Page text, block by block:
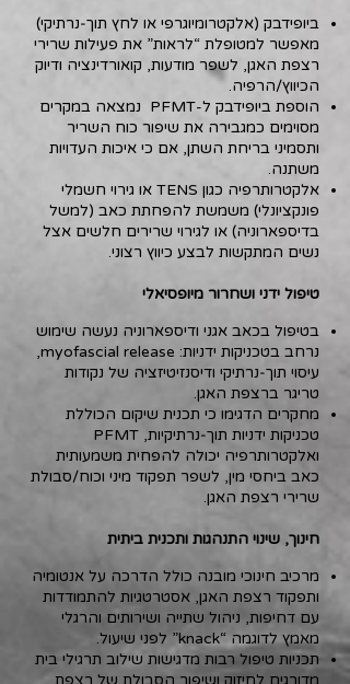
ביופידבק (אלקטרומיוגרפי או לחץ תוך‑נרתיקי)
מאפשר למטופלת “לראות” את פעילות שרירי
רצפת האגן, לשפר מודעות, קואורדינציה ודיוק
הכיווץ/הרפיה.
הוספת ביופידבק ל-PFMT נמצאה במקרים
מסוימים כמגבירה את שיפור כוח השריר
ותסמיני בריחת השתן, אם כי איכות העדויות
משתנה.
אלקטרותרפיה כגון TENS או גירוי חשמלי
פונקציונלי) משמשת להפחתת כאב (למשל
בדיספארוניה) או לגירוי שרירים חלשים אצל
נשים המתקשות לבצע כיווץ רצוני.
טיפול ידני ושחרור מיופסיאלי
בטיפול בכאב אגני ודיספארוניה נעשה שימוש
נרחב בטכניקות ידניות: myofascial release,
עיסוי תוך‑נרתיקי ודיסנזיטיזציה של נקודות
טריגר ברצפת האגן.
מחקרים הדגימו כי תכנית שיקום הכוללת
טכניקות ידניות תוך‑נרתיקיות, PFMT
ואלקטרותרפיה יכולה להפחית משמעותית
כאב ביחסי מין, לשפר תפקוד מיני וכוח/סבולת
שרירי רצפת האגן.
חינוך, שינוי התנהגות ותכנית ביתית
מרכיב חינוכי מובנה כולל הדרכה על אנטומיה
ותפקוד רצפת האגן, אסטרטגיות להתמודדות
עם דחיפות, ניהול שתייה ושירותים והרגלי
מאמץ לדוגמה “knack” לפני שיעול.
תכניות טיפול רבות מדגישות שילוב תרגילי בית
מדורגים לחיזוק ושיפור הסבולת של רצפת